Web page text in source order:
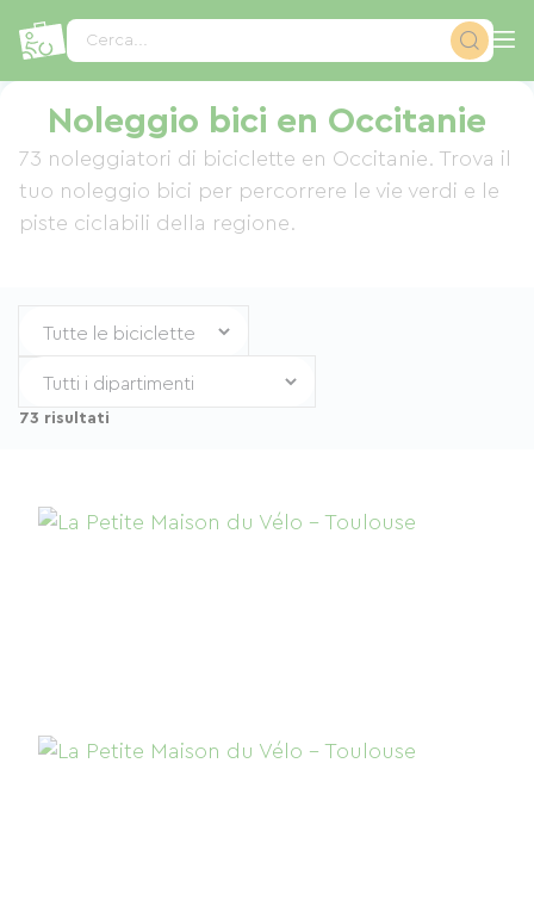
Cerca...
Noleggio bici en Occitanie
73 noleggiatori di biciclette en Occitanie. Trova il
tuo noleggio bici per percorrere le vie verdi e le
piste ciclabili della regione.
73 risultati
Pannello di gestione dei cookies